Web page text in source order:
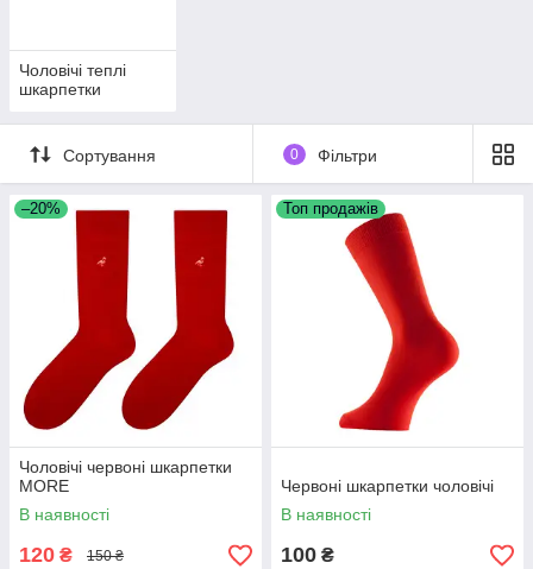
Чоловічі теплі
шкарпетки
Сортування 0 Фільтри
–20%
Чоловічі червоні шкарпетки
MORE
В наявності
120 ₴ 150 ₴
Топ продажів
Червоні шкарпетки чоловічі
В наявності
100 ₴